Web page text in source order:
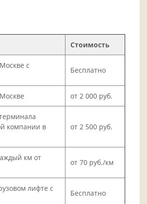
Стоимость
с
Бесплатно
от 2 000 руб.
компании в
от 2 500 руб.
км от
от 70 руб./км
лифте с
Бесплатно